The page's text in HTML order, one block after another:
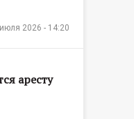
2026 - 14:20
аресту